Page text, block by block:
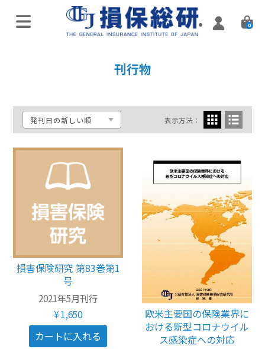
0
実施済み講座
Zoomミーティング講座
実施済み講座
ハイブリッド（通学・配信）
eラーニング／通信講座
損害保険入門講座
Web配信講座
その他のeラーニング
通信添削講座
損保講座通年コース
刊行物
表示方法：
損害保険研究 第83巻第1
号
2021年5月刊行
¥1,650
欧米主要国の保険業界に
おける新型コロナウイル
ス感染症への対応